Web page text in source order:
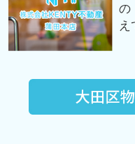
の
え